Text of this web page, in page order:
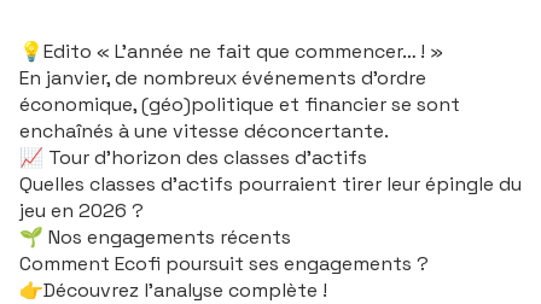
💡Edito « L’année ne fait que commencer… ! »
En janvier, de nombreux événements d’ordre
économique, (géo)politique et financier se sont
enchaînés à une vitesse déconcertante.
📈 Tour d'horizon des classes d'actifs
Quelles classes d’actifs pourraient tirer leur épingle du
jeu en 2026 ?
🌱 Nos engagements récents
Comment Ecofi poursuit ses engagements ?
👉Découvrez l'analyse complète !